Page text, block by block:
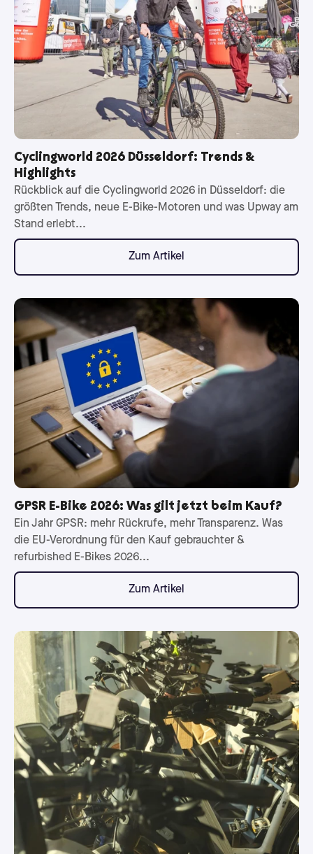
Cyclingworld 2026 Düsseldorf: Trends &
Highlights
Rückblick auf die Cyclingworld 2026 in Düsseldorf: die
größten Trends, neue E-Bike-Motoren und was Upway am
Stand erlebt...
Zum Artikel
GPSR E-Bike 2026: Was gilt jetzt beim Kauf?
Ein Jahr GPSR: mehr Rückrufe, mehr Transparenz. Was
die EU-Verordnung für den Kauf gebrauchter &
refurbished E-Bikes 2026...
Zum Artikel